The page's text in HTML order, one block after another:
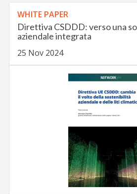
WHITE PAPER
Direttiva CSDDD: verso una
aziendale integrata
25 Nov 2024